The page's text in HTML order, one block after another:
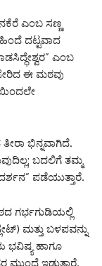
ಎಂಬ ಸಣ್ಣ
ದಟ್ಟವಾದ
ಎಂಬ
ಈ ಮಠವು
ಭಿನ್ನವಾಗಿದೆ.
ಬದಲಿಗೆ ತಮ್ಮ
ಪಡೆಯುತ್ತಾರೆ.
ಗರ್ಭಗುಡಿಯಲ್ಲಿ
ಮತ್ತು ಬಳಪವನ್ನು
ಭವಿಷ್ಯ ಹಾಗೂ
ಮುಂದೆ ಇಡುತ್ತಾರೆ.